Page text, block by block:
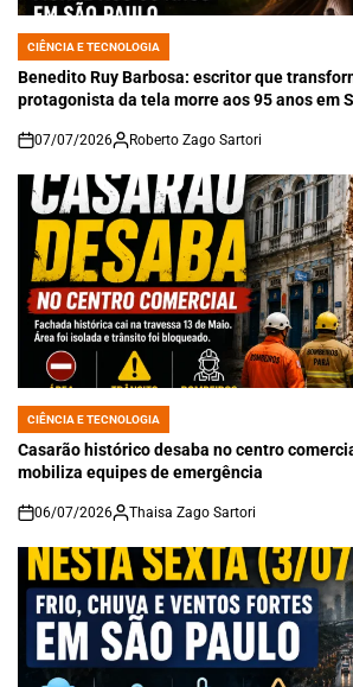
POSTED
IN
CIÊNCIA E TECNOLOGIA
Benedito Ruy Barbosa: escritor que
protagonista da tela morre aos 95 anos em
on
07/07/2026 Roberto Zago Sartori
POSTED
IN
CIÊNCIA E TECNOLOGIA
Casarão histórico desaba no centro
mobiliza equipes de emergência
on
06/07/2026 Thaisa Zago Sartori